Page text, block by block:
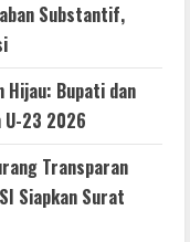
Substantif,
Hijau: Bupati dan
U-23 2026
Transparan
Siapkan Surat